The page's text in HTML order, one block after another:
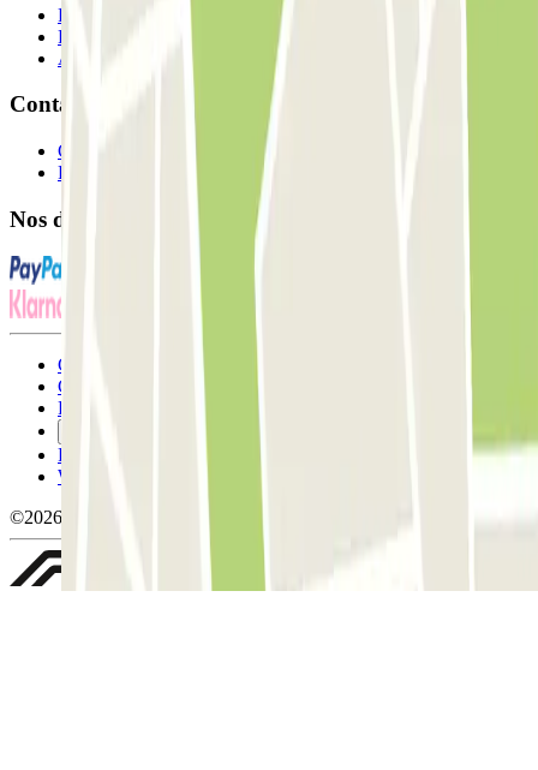
Professionnels
Fournisseur de parking
Affiliés
Contact
Contactez-nous
FAQ
Nos différents modes de paiement:
Conditions générales d'utilisation et contrat
Conditions d'annulation
Politique relative aux cookies
Politique de confidentialité
Whistleblowing
©2026 Parclick. Tous droits réservés